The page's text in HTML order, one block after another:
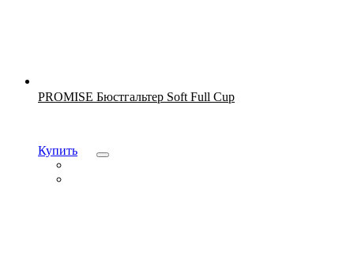
PROMISE Бюстгальтер Soft Full Cup
Купить